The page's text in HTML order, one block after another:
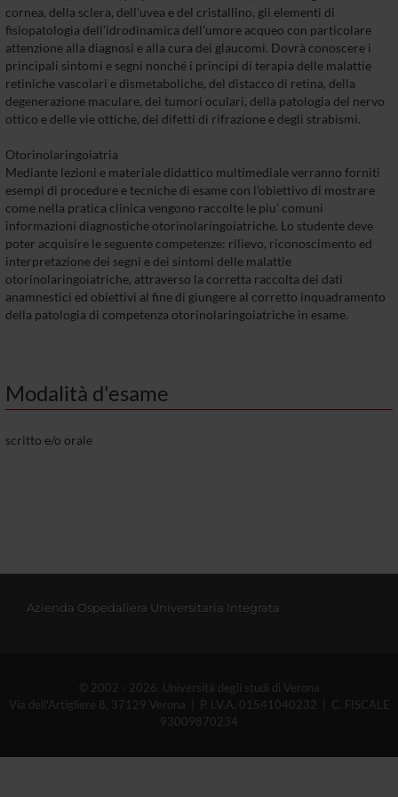
cornea, della sclera, dell’uvea e del cristallino, gli elementi di
fisiopatologia dell’idrodinamica dell’umore acqueo con particolare
attenzione alla diagnosi e alla cura dei glaucomi. Dovrà conoscere i
principali sintomi e segni nonché i principi di terapia delle malattie
retiniche vascolari e dismetaboliche, del distacco di retina, della
degenerazione maculare, dei tumori oculari, della patologia del nervo
ottico e delle vie ottiche, dei difetti di rifrazione e degli strabismi.
Otorinolaringoiatria
Mediante lezioni e materiale didattico multimediale verranno forniti
esempi di procedure e tecniche di esame con l’obiettivo di mostrare
come nella pratica clinica vengono raccolte le piu’ comuni
informazioni diagnostiche otorinolaringoiatriche. Lo studente deve
poter acquisire le seguente competenze: rilievo, riconoscimento ed
interpretazione dei segni e dei sintomi delle malattie
otorinolaringoiatriche, attraverso la corretta raccolta dei dati
anamnestici ed obiettivi al fine di giungere al corretto inquadramento
della patologia di competenza otorinolaringoiatriche in esame.
Modalità d'esame
scritto e/o orale
Azienda Ospedaliera Universitaria Integrata
© 2002 - 2026 Università degli studi di Verona
Via dell'Artigliere 8, 37129 Verona | P. I.V.A. 01541040232 | C. FISCALE
93009870234